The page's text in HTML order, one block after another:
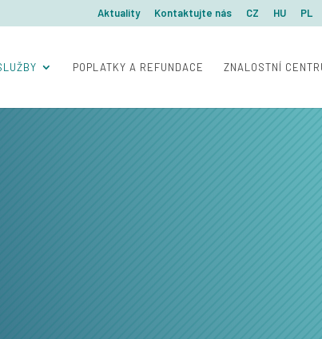
Aktuality Kontaktujte nás CZ HU PL
POPLATKY A REFUNDACE ZNALOSTNÍ